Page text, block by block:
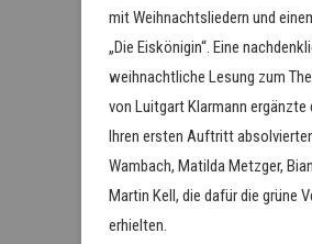
mit Weihnachtsliedern und
„Die Eiskönigin“. Eine
weihnachtliche Lesung zum
von Luitgart Klarmann ergänzte
Ihren ersten Auftritt
Wambach, Matilda Metzger,
Martin Kell, die dafür die grüne
erhielten.